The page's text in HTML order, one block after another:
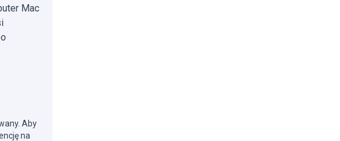
Mac
Aby
na